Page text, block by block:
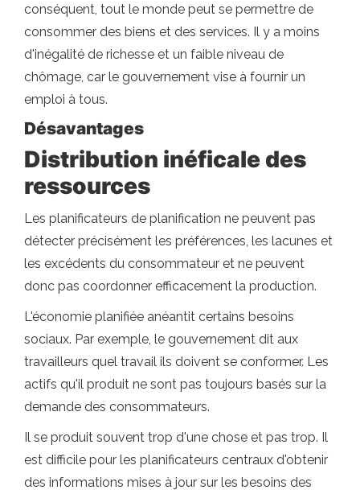
conséquent, tout le monde peut se permettre de
consommer des biens et des services. Il y a moins
d'inégalité de richesse et un faible niveau de
chômage, car le gouvernement vise à fournir un
emploi à tous.
Désavantages
Distribution inéficale des
ressources
Les planificateurs de planification ne peuvent pas
détecter précisément les préférences, les lacunes et
les excédents du consommateur et ne peuvent
donc pas coordonner efficacement la production.
L'économie planifiée anéantit certains besoins
sociaux. Par exemple, le gouvernement dit aux
travailleurs quel travail ils doivent se conformer. Les
actifs qu'il produit ne sont pas toujours basés sur la
demande des consommateurs.
Il se produit souvent trop d'une chose et pas trop. Il
est difficile pour les planificateurs centraux d'obtenir
des informations mises à jour sur les besoins des